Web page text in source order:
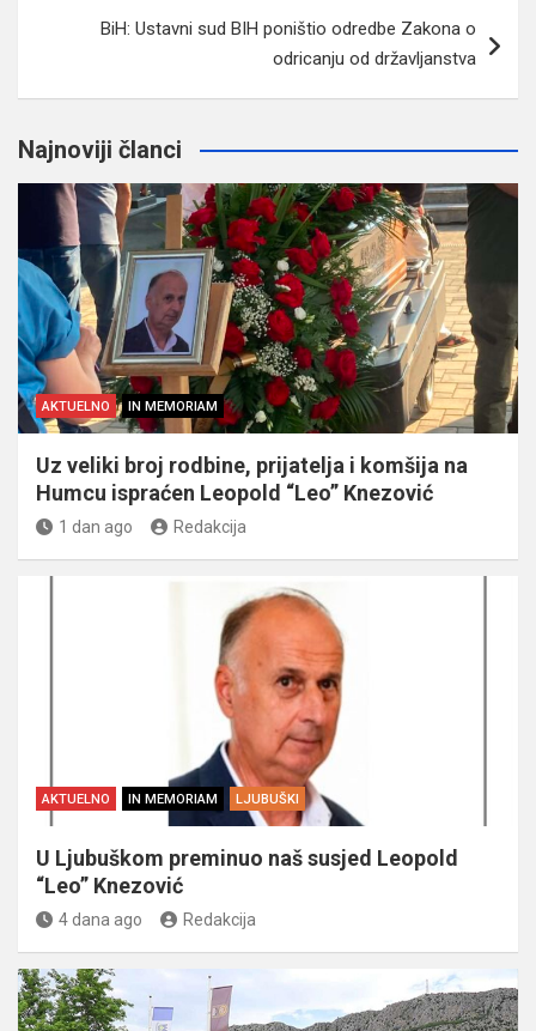
BiH: Ustavni sud BIH poništio odredbe Zakona o
odricanju od državljanstva
Najnoviji članci
AKTUELNO IN MEMORIAM
Uz veliki broj rodbine, prijatelja i komšija na
Humcu ispraćen Leopold “Leo” Knezović
1 dan ago Redakcija
AKTUELNO IN MEMORIAM LJUBUŠKI
U Ljubuškom preminuo naš susjed Leopold
“Leo” Knezović
4 dana ago Redakcija